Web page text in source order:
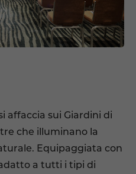
affaccia sui Giardini di
che illuminano la
Equipaggiata con
a tutti i tipi di